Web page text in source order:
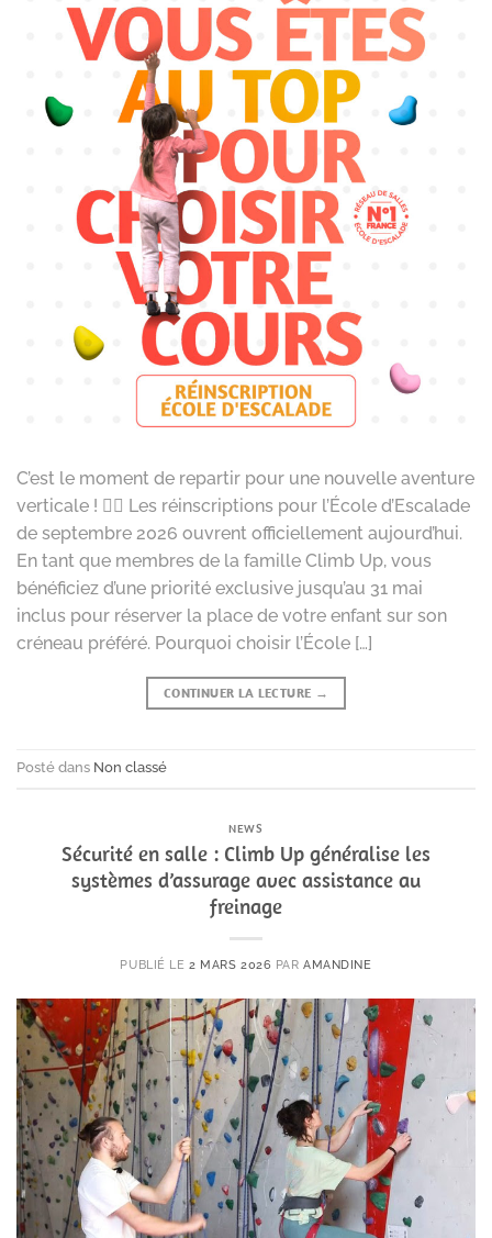
C’est le moment de repartir pour une nouvelle aventure
verticale ! 🧗‍♂️ Les réinscriptions pour l’École d’Escalade
de septembre 2026 ouvrent officiellement aujourd’hui.
En tant que membres de la famille Climb Up, vous
bénéficiez d’une priorité exclusive jusqu’au 31 mai
inclus pour réserver la place de votre enfant sur son
créneau préféré. Pourquoi choisir l’École […]
CONTINUER LA LECTURE →
Posté dans Non classé
NEWS
Sécurité en salle : Climb Up généralise les
systèmes d’assurage avec assistance au
freinage
PUBLIÉ LE2 MARS 2026 PARAMANDINE